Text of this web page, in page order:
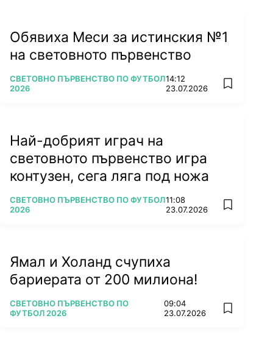
Обявиха Меси за истинския №1
на световното първенство
ПОВЕЧЕ ОТ
СВЕТОВНО ПЪРВЕНСТВО ПО ФУТБОЛ
2026
14:12
23.07.2026
add
Най-добрият играч на
световното първенство игра
контузен, сега ляга под ножа
ПОВЕЧЕ ОТ
СВЕТОВНО ПЪРВЕНСТВО ПО ФУТБОЛ
2026
11:08
23.07.2026
add
Ямал и Холанд счупиха
бариерата от 200 милиона!
ПОВЕЧЕ ОТ
СВЕТОВНО ПЪРВЕНСТВО ПО
ФУТБОЛ 2026
09:04
23.07.2026
add